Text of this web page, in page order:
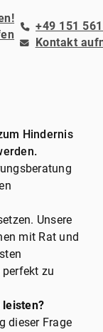
+49 151
Kontakt
Hindernis
Unsere
mit Rat und
zu
leisten?
dieser Frage